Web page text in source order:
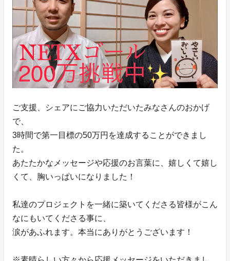
ご支援、シェアにご協力いただいたみなさんのおかげ
で、
3時間で第一目標の50万円を達成することができまし
た。
あたたかなメッセージや応援のお言葉に、嬉しくて嬉し
くて、胸いっぱいになりました！
私達のプロジェクトを一緒に築いてくださる皆様がこん
なにもいてくださる事に、
涙があふれます。本当にありがとうございます！